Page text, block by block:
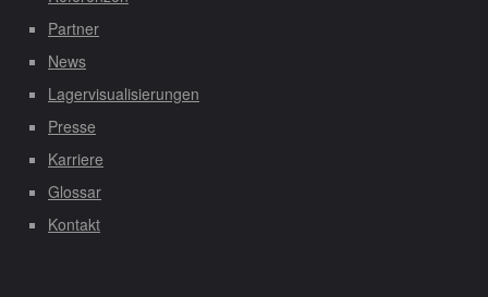
Partner
News
Lagervisualisierungen
Presse
Karriere
Glossar
Kontakt